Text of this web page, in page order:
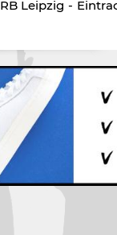
RB Leipzig -